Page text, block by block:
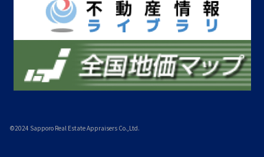
©2024 Sapporo Real Estate Appraisers Co.,Ltd.